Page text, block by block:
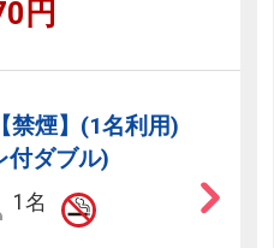
円
禁煙】(1名利用)
付ダブル)
1名